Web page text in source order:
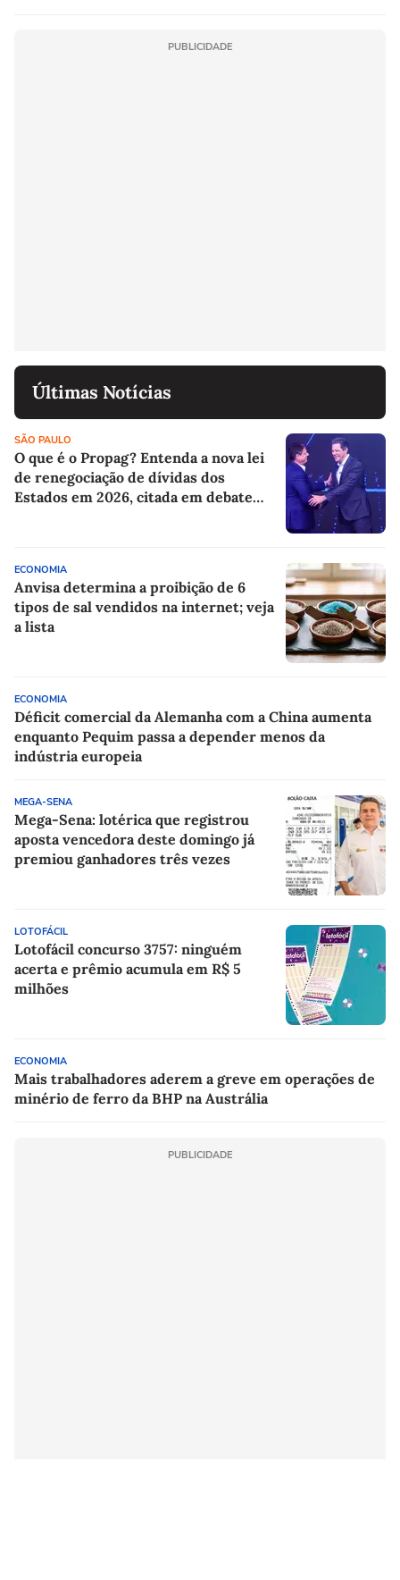
PUBLICIDADE
Últimas Notícias
SÃO PAULO
O que é o Propag? Entenda a nova lei
de renegociação de dívidas dos
Estados em 2026, citada em debate
ECONOMIA
Anvisa determina a proibição de 6
tipos de sal vendidos na internet; veja
a lista
ECONOMIA
Déficit comercial da Alemanha com a China aumenta
enquanto Pequim passa a depender menos da
indústria europeia
MEGA-SENA
Mega-Sena: lotérica que registrou
aposta vencedora deste domingo já
premiou ganhadores três vezes
LOTOFÁCIL
Lotofácil concurso 3757: ninguém
acerta e prêmio acumula em R$ 5
milhões
ECONOMIA
Mais trabalhadores aderem a greve em operações de
minério de ferro da BHP na Austrália
PUBLICIDADE